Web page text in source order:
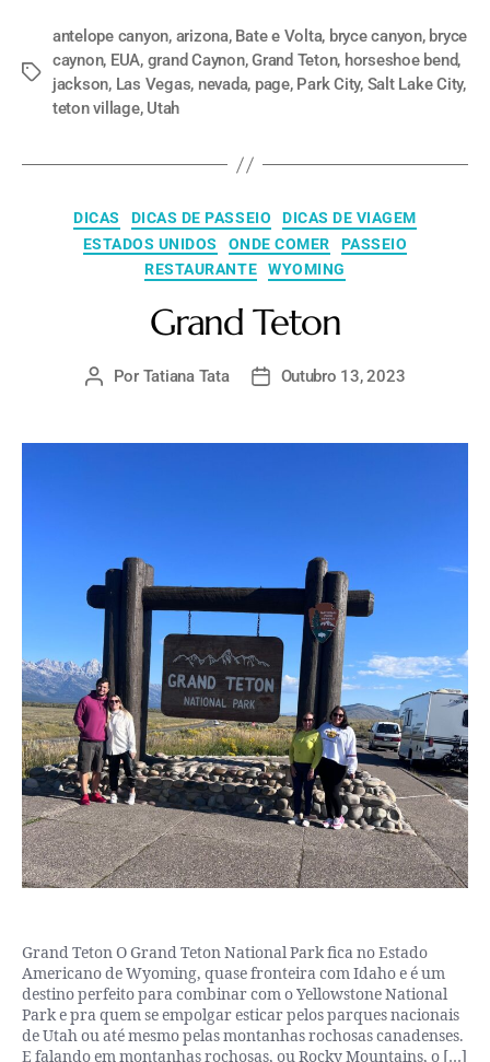
antelope canyon, arizona, Bate e Volta, bryce canyon, bryce
caynon, EUA, grand Caynon,Grand Teton, horseshoe bend,
jackson, Las Vegas, nevada, page, Park City, Salt Lake City,
teton village, Utah
DICAS DICAS DE PASSEIO
DICAS DE VIAGEM
ESTADOS UNIDOS
ONDE COMER
PASSEIO
RESTAURANTE
WYOMING
Grand Teton
Por Tatiana Tata Outubro 13, 2023
Grand Teton O Grand Teton National Park fica no Estado
Americano de Wyoming, quase fronteira com Idaho e é um
destino perfeito para combinar com o Yellowstone National
Park e pra quem se empolgar esticar pelos parques nacionais
de Utah ou até mesmo pelas montanhas rochosas canadenses.
E falando em montanhas rochosas, ou Rocky Mountains, o […]